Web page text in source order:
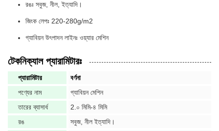
রঙঃ সবুজ, নীল, ইত্যাদি।
জিংক লেপঃ 220-280g/m2
গ্যাবিয়ন উৎপাদন লাইনঃ ওয়্যার মেশিন
টেকনিক্যাল প্যারামিটারঃ
প্যারামিটার
বর্ণনা
পণ্যের নাম
গ্যাবিয়ন মেশিন
তারের ব্যাসার্ধ
2.০ মিমি-৪ মিমি
রঙ
সবুজ, নীল ইত্যাদি।